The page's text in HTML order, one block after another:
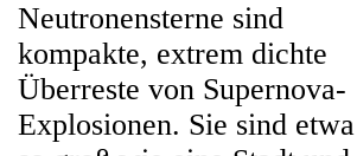
Neutronensterne sind
kompakte, extrem dichte
Überreste von Supernova-
Explosionen. Sie sind etwa